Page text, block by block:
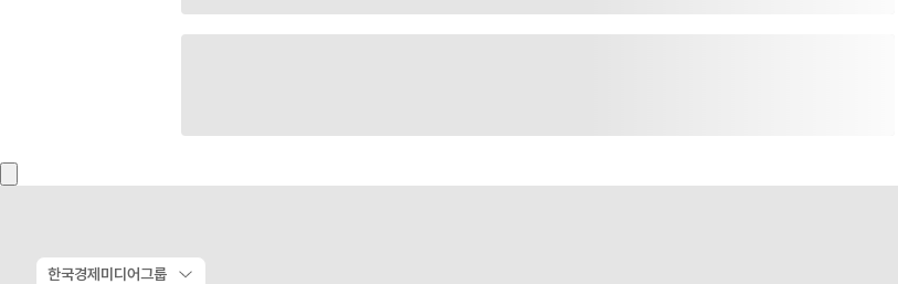
한국경제미디어그룹